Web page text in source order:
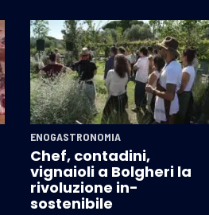
ENOGASTRONOMIA
Chef, contadini,
vignaioli a Bolgheri la
rivoluzione in-
sostenibile